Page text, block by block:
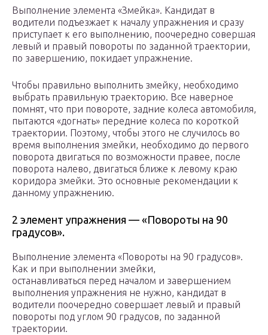
Выполнение элемента «Змейка». Кандидат в
водители подъезжает к началу упражнения и сразу
приступает к его выполнению, поочередно совершая
левый и правый повороты по заданной траектории,
по завершению, покидает упражнение.
Чтобы правильно выполнить змейку, необходимо
выбрать правильную траекторию. Все наверное
помнят, что при повороте, задние колеса автомобиля,
пытаются «догнать» передние колеса по короткой
траектории. Поэтому, чтобы этого не случилось во
время выполнения змейки, необходимо до первого
поворота двигаться по возможности правее, после
поворота налево, двигаться ближе к левому краю
коридора змейки. Это основные рекомендации к
данному упражнению.
2 элемент упражнения — «Повороты на 90
градусов».
Выполнение элемента «Повороты на 90 градусов».
Как и при выполнении змейки,
останавливаться перед началом и завершением
выполнения упражнения не нужно, кандидат в
водители поочередно совершает левый и правый
повороты под углом 90 градусов, по заданной
траектории.